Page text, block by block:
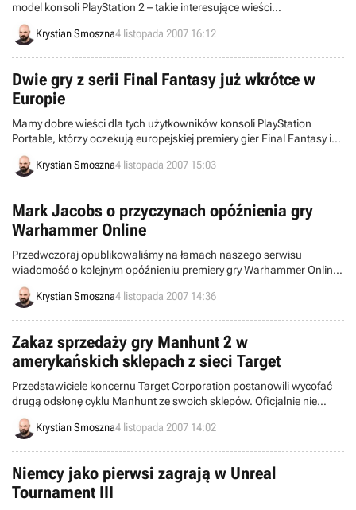
model konsoli PlayStation 2 – takie interesujące wieści
zaprezentował przedwczoraj brytyjski serwis MCV. Urządzenie
miałoby trafić do amerykańskich sklepów w Nowy Rok i
Krystian Smoszna4 listopada 2007 16:12
Dwie gry z serii Final Fantasy już wkrótce w
Europie
Mamy dobre wieści dla tych użytkowników konsoli PlayStation
Portable, którzy oczekują europejskiej premiery gier Final Fantasy i
Final Fantasy II. Obie produkcje zadebiutują na Starym Kontynencie
w przyszłym roku.
Krystian Smoszna4 listopada 2007 15:03
Mark Jacobs o przyczynach opóźnienia gry
Warhammer Online
Przedwczoraj opublikowaliśmy na łamach naszego serwisu
wiadomość o kolejnym opóźnieniu premiery gry Warhammer Online:
Age of Reckoning. Dziś powracamy do tego tematu, a to za sprawą
Marka Jacobsa ze studia EA Mythic, który postanowił skomentować
Krystian Smoszna4 listopada 2007 14:36
Zakaz sprzedaży gry Manhunt 2 w
amerykańskich sklepach z sieci Target
Przedstawiciele koncernu Target Corporation postanowili wycofać
drugą odsłonę cyklu Manhunt ze swoich sklepów. Oficjalnie nie
wiadomo dlaczego podjęto taką decyzję, ale z informacji uzyskanych
przez serwis Evil Avatar wynika, że winne są negatywne artykuły na
Krystian Smoszna4 listopada 2007 14:02
Niemcy jako pierwsi zagrają w Unreal
Tournament III